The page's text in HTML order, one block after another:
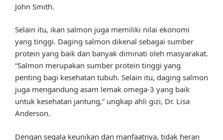
John Smith.
Selain itu, ikan salmon juga memiliki nilai ekonomi
yang tinggi. Daging salmon dikenal sebagai sumber
protein yang baik dan banyak diminati oleh masyarakat.
“Salmon merupakan sumber protein tinggi yang
penting bagi kesehatan tubuh. Selain itu, daging salmon
juga mengandung asam lemak omega-3 yang baik
untuk kesehatan jantung,” ungkap ahli gizi, Dr. Lisa
Anderson.
Dengan segala keunikan dan manfaatnya, tidak heran